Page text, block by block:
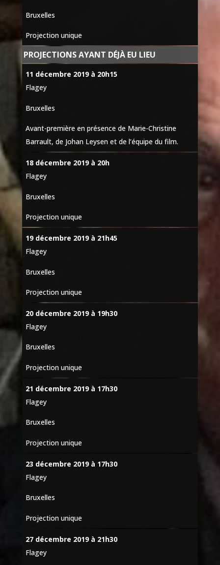
Bruxelles
Projection unique
PROJECTIONS AYANT DÉJÀ EU LIEU
11 décembre 2019 à 20h15
Flagey
Bruxelles
Avant-première en présence de Marie-Christine
Barrault, de Johan Leysen et de l’équipe du film.
18 décembre 2019 à 20h
Flagey
Bruxelles
Projection unique
19 décembre 2019 à 21h45
Flagey
Bruxelles
Projection unique
20 décembre 2019 à 19h30
Flagey
Bruxelles
Projection unique
21 décembre 2019 à 17h30
Flagey
Bruxelles
Projection unique
23 décembre 2019 à 17h30
Flagey
Bruxelles
Projection unique
27 décembre 2019 à 21h30
Flagey